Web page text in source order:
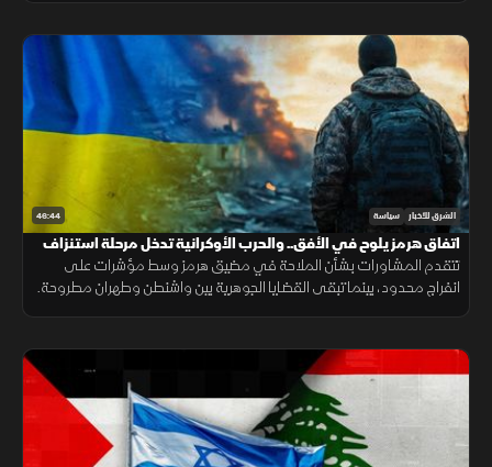
46:44 الشرق للأخبار سياسة
اتفاق هرمز يلوح في الأفق.. والحرب الأوكرانية تدخل مرحلة استنزاف
تتقدم المشاورات بشأن الملاحة في مضيق هرمز وسط مؤشرات على
انفراج محدود، بينما تبقى القضايا الجوهرية بين واشنطن وطهران مطروحة.